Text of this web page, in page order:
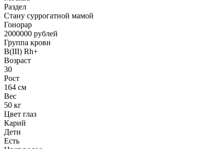
Раздел
Cтану суррогатной мамой
Гонoрар
2000000 рублей
Группа крови
B(III) Rh+
Возраст
30
Рост
164 см
Вес
50 кг
Цвет глаз
Карий
Дети
Есть